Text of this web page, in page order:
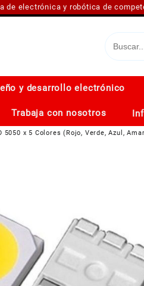
de electrónica y robótica de
y desarrollo electrónico
Trabaja con nosotros
5050 x 5 Colores (Rojo, Verde, Azul,